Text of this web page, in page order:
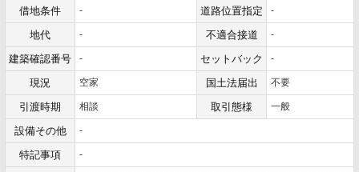
借地条件 - 道路位置指定 -
地代 - 不適合接道 -
建築確認番号 - セットバック -
現況 空家 国土法届出 不要
引渡時期 相談 取引態様 一般
設備その他 -
特記事項 -